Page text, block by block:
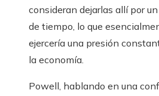
consideran dejarlas allí por
de tiempo, lo que
ejercería una presión
la economía.
Powell, hablando en una